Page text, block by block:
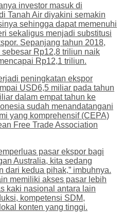
investor masuk di
Tanah Air diyakini semakin
sehingga dapat memenuhi
sekaligus menjadi substitusi
Sepanjang tahun 2018,
Rp12,8 triliun naik
Rp12,1 triliun.
peningkatan ekspor
USD6,5 miliar pada tahun
dalam empat tahun ke
sudah menandatangani
yang komprehensif (CEPA)
Free Trade Association
pasar ekspor bagi
Australia, kita sedang
dari kedua pihak,” imbuhnya.
memiliki akses pasar lebih
kaki nasional antara lain
kompetensi SDM,
konten yang tinggi.